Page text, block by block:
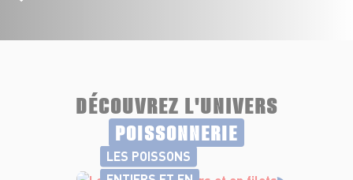
DÉCOUVREZ L'UNIVERS
POISSONNERIE
LES POISSONS